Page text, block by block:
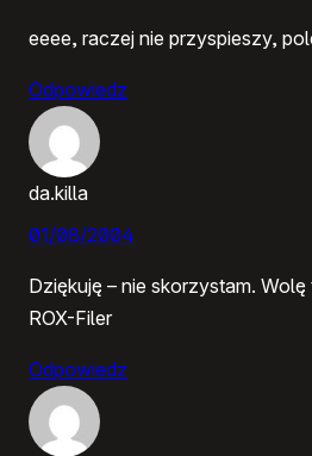
eeee, raczej nie przyspieszy,
Odpowiedz
da.killa
01/08/2004
Dziękuję – nie skorzystam.
ROX-Filer
Odpowiedz